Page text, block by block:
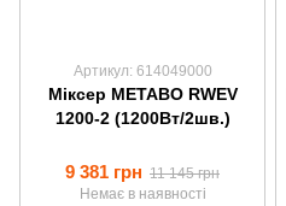
Артикул: 614049000
Міксер METABO RWEV
1200-2 (1200Вт/2шв.)
9 381 грн 11 145 грн
Немає в наявності